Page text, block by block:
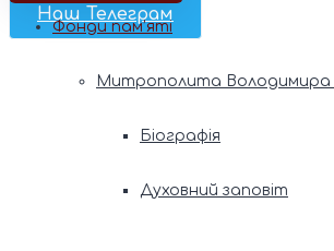
Наш Телеграм
Фонди пам’яті
Митрополита Володимира
Біографія
Духовний заповіт
Митрополита Мефодія